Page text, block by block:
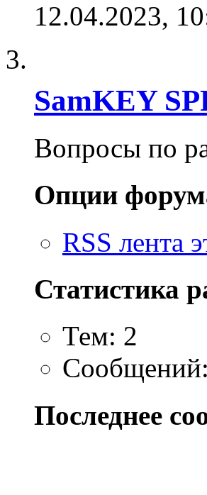
12.04.2023,
SamKEY
Вопросы по
Опции
RSS лента
Статистика
Тем: 2
Последнее